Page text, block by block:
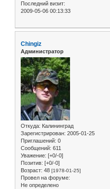
Последний визит:
2009-05-06 00:13:33
Chingiz
Администратор
Откуда: Калининград
Зарегистрирован: 2005-01-25
Приглашений: 0
Сообщений: 611
Уважение: [+0/-0]
Позитив: [+0/-0]
Возраст: 48 [1978-01-25]
Провел на форуме:
Не определено